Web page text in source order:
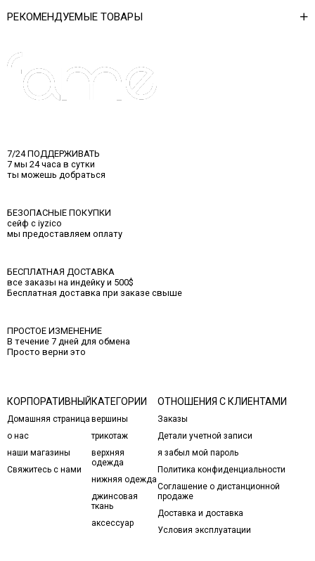
РЕКОМЕНДУЕМЫЕ ТОВАРЫ
7/24 ПОДДЕРЖИВАТЬ
7 мы 24 часа в сутки
ты можешь добраться
БЕЗОПАСНЫЕ ПОКУПКИ
сейф с iyzico
мы предоставляем оплату
БЕСПЛАТНАЯ ДОСТАВКА
все заказы на индейку и 500$
Бесплатная доставка при заказе свыше
ПРОСТОЕ ИЗМЕНЕНИЕ
В течение 7 дней для обмена
Просто верни это
КОРПОРАТИВНЫЙ
Домашняя страница
о нас
наши магазины
Свяжитесь с нами
КАТЕГОРИИ
вершины
трикотаж
верхняя
одежда
нижняя одежда
джинсовая
ткань
аксессуар
ОТНОШЕНИЯ С КЛИЕНТАМИ
Заказы
Детали учетной записи
я забыл мой пароль
Политика конфиденциальности
Соглашение о дистанционной
продаже
Доставка и доставка
Условия эксплуатации